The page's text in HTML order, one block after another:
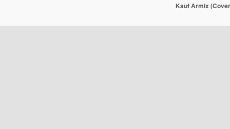
Kauf Armix